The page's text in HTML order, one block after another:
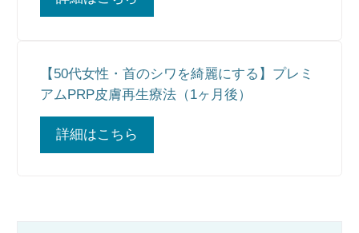
【50代女性・首のシワを綺麗にする】プレミ
アムPRP皮膚再生療法（1ヶ月後）
詳細はこちら